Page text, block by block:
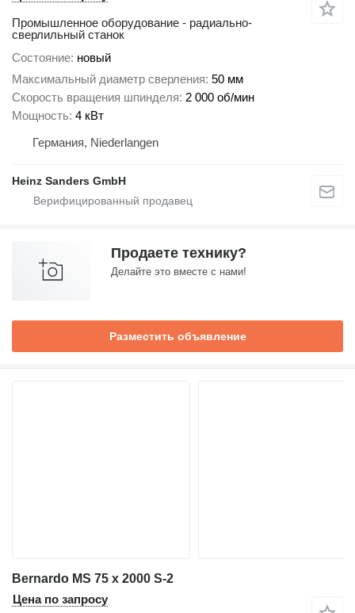
Промышленное оборудование - радиально-
сверлильный станок
Состояние новый
Максимальный диаметр сверления 50 мм
Скорость вращения шпинделя 2 000 об/мин
Мощность 4 кВт
Германия, Niederlangen
Heinz Sanders GmbH
Продаете технику?
Делайте это вместе с нами!
Разместить объявление
Bernardo MS 75 x 2000 S-2
Цена по запросу